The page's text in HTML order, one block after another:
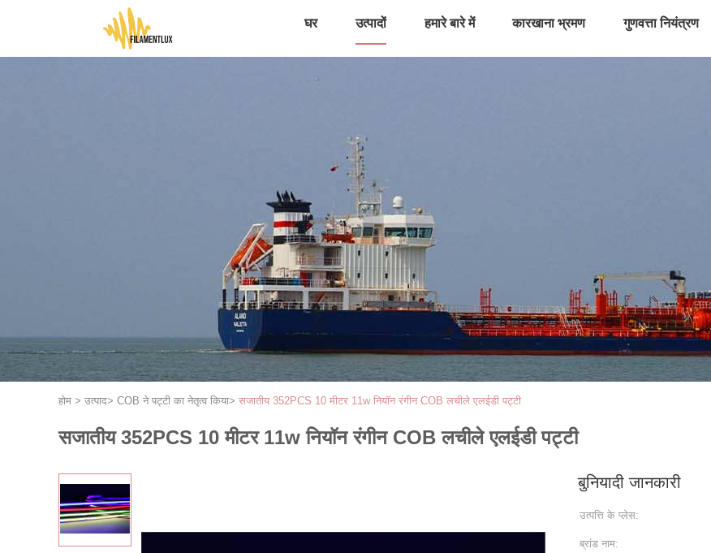
घर उत्पादों हमारे बारे में कारखाना भ्रमण गुणवत्ता नियंत्रण
होम > उत्पाद> COB ने पट्टी का नेतृत्व किया> सजातीय 352PCS 10 मीटर 11w नियॉन रंगीन COB लचीले एलईडी पट्टी
सजातीय 352PCS 10 मीटर 11w नियॉन रंगीन COB लचीले एलईडी पट्टी
बुनियादी जानकारी
उत्पत्ति के प्लेस:
ब्रांड नाम: